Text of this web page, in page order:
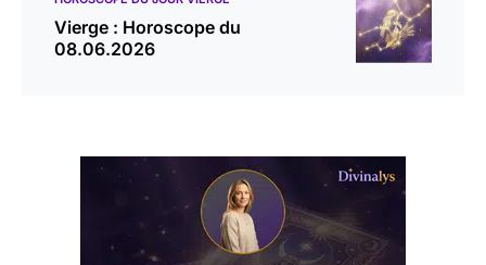
Vierge : Horoscope du
08.06.2026